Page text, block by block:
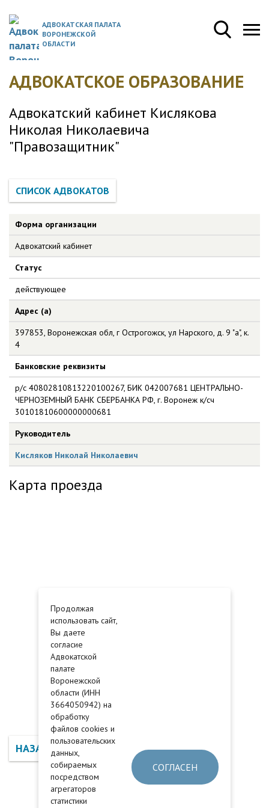
АДВОКАТСКАЯ ПАЛАТА
ВОРОНЕЖСКОЙ
ОБЛАСТИ
АДВОКАТСКОЕ ОБРАЗОВАНИЕ
Адвокатский кабинет Кислякова
Николая Николаевича
"Правозащитник"
Форма организации
Адвокатский кабинет
Статус
действующее
Адрес (а)
397853, Воронежская обл, г Острогожск, ул Нарского, д. 9 "а", к.
4
Банковские реквизиты
р/с 40802810813220100267, БИК 042007681 ЦЕНТРАЛЬНО-
ЧЕРНОЗЕМНЫЙ БАНК СБЕРБАНКА РФ, г. Воронеж к/сч
30101810600000000681
Руководитель
Кисляков Николай Николаевич
Карта проезда
НАЗАД
Продолжая
использовать сайт,
Вы даете
согласие
Адвокатской
палате
Воронежской
области (ИНН
3664050942) на
обработку
файлов cookies и
пользовательских
данных,
собираемых
посредством
агрегаторов
статистики
СОГЛАСЕН